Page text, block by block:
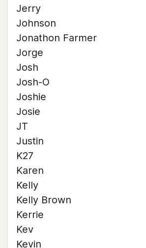
Jerry
Johnson
Jonathon Farmer
Jorge
Josh
Josh-O
Joshie
Josie
JT
Justin
K27
Karen
Kelly
Kelly Brown
Kerrie
Kev
Kevin